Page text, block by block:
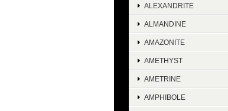
ALEXANDRITE
ALMANDINE
AMAZONITE
AMETHYST
AMETRINE
AMPHIBOLE